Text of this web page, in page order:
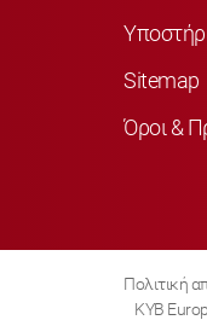
Sitemap
Όροι &
Πολιτική
KYB